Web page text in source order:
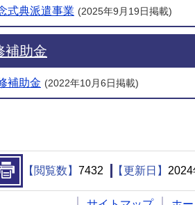
式典派遣事業 (2025年9月19日掲載)
補助金
補助金 (2022年10月6日掲載)
印刷する
【閲覧数】 7432 【更新日】 2024